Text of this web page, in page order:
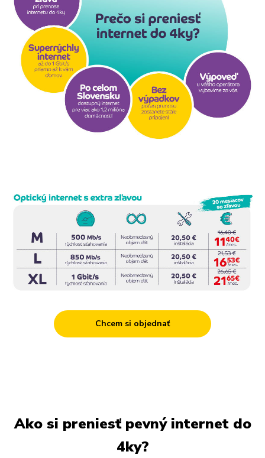
Chcem si objednať
Ako si preniesť pevný internet do
4ky?